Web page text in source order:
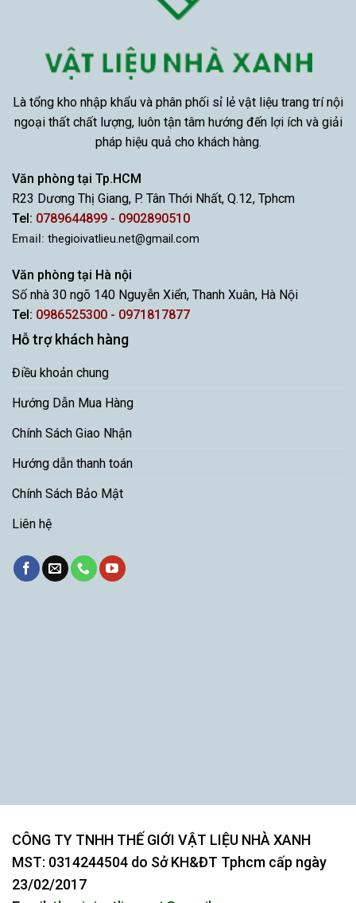
Là tổng kho nhập khẩu và phân phối sỉ lẻ vật liệu trang trí nội
ngoại thất chất lượng, luôn tận tâm hướng đến lợi ích và giải
pháp hiệu quả cho khách hàng.
Văn phòng tại Tp.HCM
R23 Dương Thị Giang, P. Tân Thới Nhất, Q.12, Tphcm
Tel: 0789644899 - 0902890510
Email: thegioivatlieu.net@gmail.com
Văn phòng tại Hà nội
Số nhà 30 ngõ 140 Nguyễn Xiển, Thanh Xuân, Hà Nội
Tel: 0986525300 - 0971817877
Hỗ trợ khách hàng
Điều khoản chung
Hướng Dẫn Mua Hàng
Chính Sách Giao Nhận
Hướng dẫn thanh toán
Chính Sách Bảo Mật
Liên hệ
CÔNG TY TNHH THẾ GIỚI VẬT LIỆU NHÀ XANH
MST: 0314244504 do Sở KH&ĐT Tphcm cấp ngày
23/02/2017